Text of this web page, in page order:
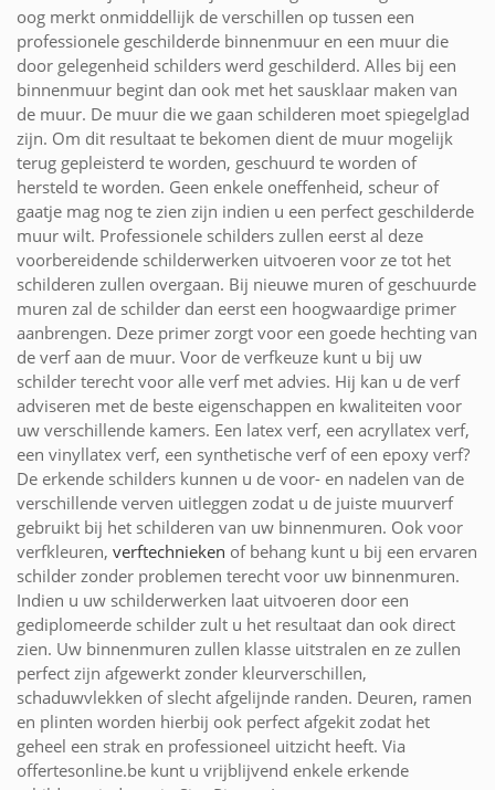
oog merkt onmiddellijk de verschillen op tussen een
professionele geschilderde binnenmuur en een muur die
door gelegenheid schilders werd geschilderd. Alles bij een
binnenmuur begint dan ook met het sausklaar maken van
de muur. De muur die we gaan schilderen moet spiegelglad
zijn. Om dit resultaat te bekomen dient de muur mogelijk
terug gepleisterd te worden, geschuurd te worden of
hersteld te worden. Geen enkele oneffenheid, scheur of
gaatje mag nog te zien zijn indien u een perfect geschilderde
muur wilt. Professionele schilders zullen eerst al deze
voorbereidende schilderwerken uitvoeren voor ze tot het
schilderen zullen overgaan. Bij nieuwe muren of geschuurde
muren zal de schilder dan eerst een hoogwaardige primer
aanbrengen. Deze primer zorgt voor een goede hechting van
de verf aan de muur. Voor de verfkeuze kunt u bij uw
schilder terecht voor alle verf met advies. Hij kan u de verf
adviseren met de beste eigenschappen en kwaliteiten voor
uw verschillende kamers. Een latex verf, een acryllatex verf,
een vinyllatex verf, een synthetische verf of een epoxy verf?
De erkende schilders kunnen u de voor- en nadelen van de
verschillende verven uitleggen zodat u de juiste muurverf
gebruikt bij het schilderen van uw binnenmuren. Ook voor
verfkleuren, verftechnieken of behang kunt u bij een ervaren
schilder zonder problemen terecht voor uw binnenmuren.
Indien u uw schilderwerken laat uitvoeren door een
gediplomeerde schilder zult u het resultaat dan ook direct
zien. Uw binnenmuren zullen klasse uitstralen en ze zullen
perfect zijn afgewerkt zonder kleurverschillen,
schaduwvlekken of slecht afgelijnde randen. Deuren, ramen
en plinten worden hierbij ook perfect afgekit zodat het
geheel een strak en professioneel uitzicht heeft. Via
offertesonline.be kunt u vrijblijvend enkele erkende